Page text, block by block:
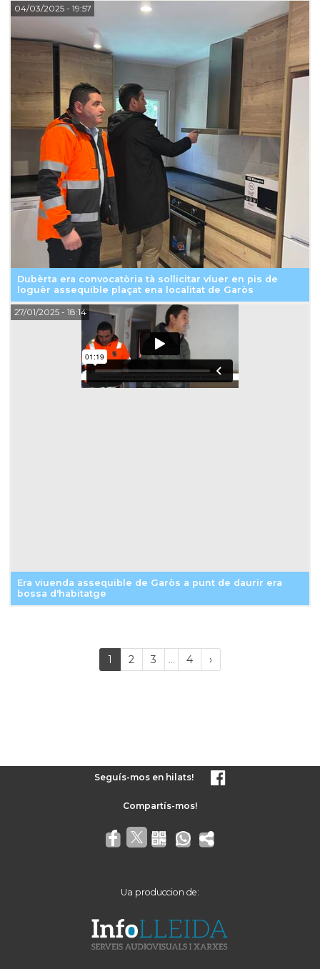
Dubèrta era convocatòria tà sollicitar víuer en pis de
loguèr assequible plaçat ena localitat de Garòs
04/03/2025- 19:57
Era viuenda assequible de Garòs a punt de daurir era
bossa d'habitatge
27/01/2025- 18:14
1 (current)
2 3 ... 4 ›Próxima
página
Seguís-mos en hilats!
Ua produccion de: